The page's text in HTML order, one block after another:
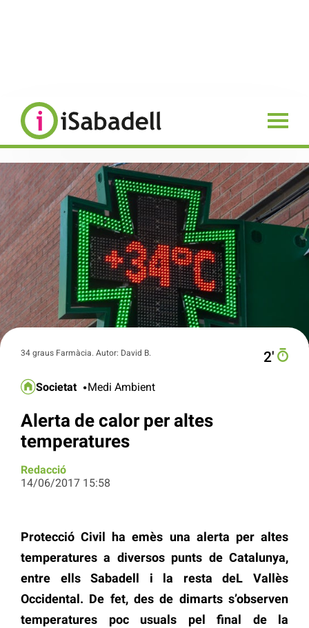
34 graus Farmàcia. Autor: David B. 2′
Societat Medi Ambient
Alerta de calor per altes
temperatures
Redacció
14/06/2017 15:58
Protecció Civil ha emès una alerta per altes
temperatures a diversos punts de Catalunya,
entre ells Sabadell i la resta deL Vallès
Occidental. De fet, des de dimarts s’observen
temperatures poc usuals pel final de la